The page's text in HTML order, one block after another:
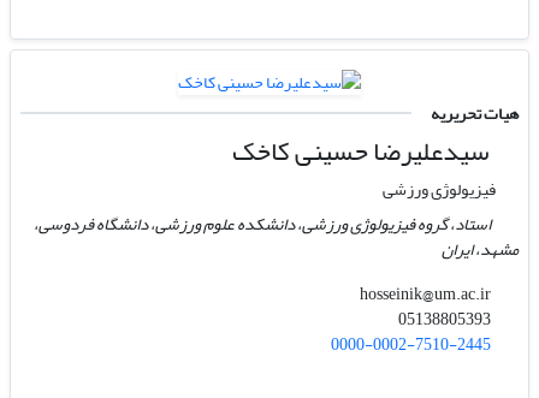
هیات تحریریه
سیدعلیرضا حسینی کاخک
فیزیولوژی ورزشی
استاد، گروه فیزیولوژی ورزشی، دانشکده علوم ورزشی، دانشگاه فردوسی،
مشهد، ایران
hosseinik@um.ac.ir
05138805393
0000-0002-7510-2445